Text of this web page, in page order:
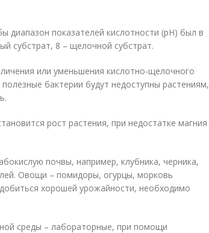
диапазон показателей кислотности (рН) был в
субстрат, 8 – щелочной субстрат.
или уменьшения кислотно-щелочного
бактерии будут недоступны растениям,
рост растения, при недостатке магния
почвы, например, клубника, черника,
Овощи – помидоры, огурцы, морковь
хорошей урожайности, необходимо
среды – лабораторные, при помощи